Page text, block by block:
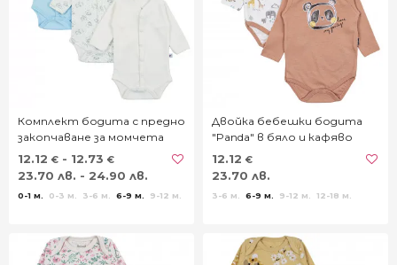
Комплект бодита с предно
закопчаване за момчета
12.12 € - 12.73 €
23.70 лв. - 24.90 лв.
0-1 м. 0-3 м. 3-6 м. 6-9 м. 9-12 м.
Двойка бебешки бодита
"Panda" в бяло и кафяво
12.12 €
23.70 лв.
3-6 м. 6-9 м. 9-12 м. 12-18 м.